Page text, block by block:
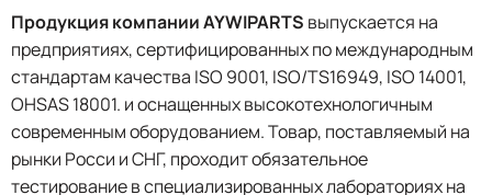
Продукция компании AYWIPARTS выпускается на
предприятиях, сертифицированных по международным
стандартам качества ISO 9001, ISO/TS16949, ISO 14001,
OHSAS 18001. и оснащенных высокотехнологичным
современным оборудованием. Товар, поставляемый на
рынки Росси и СНГ, проходит обязательное
тестирование в специализированных лабораториях на